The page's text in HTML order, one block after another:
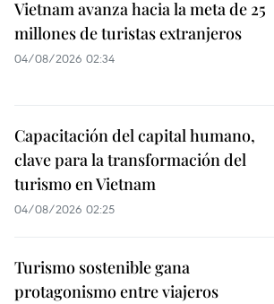
Vietnam avanza hacia la meta de 25
millones de turistas extranjeros
04/08/2026 02:34
Capacitación del capital humano,
clave para la transformación del
turismo en Vietnam
04/08/2026 02:25
Turismo sostenible gana
protagonismo entre viajeros